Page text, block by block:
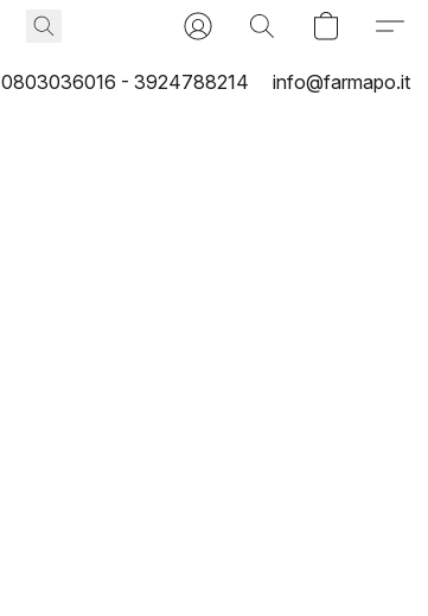
0803036016 - 3924788214 info@farmapo.it